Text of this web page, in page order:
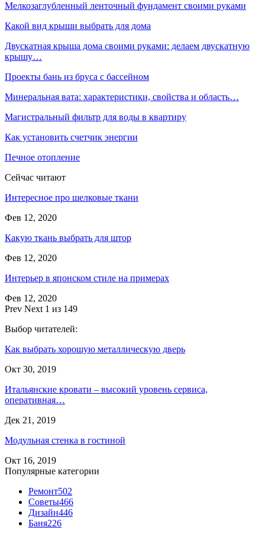
Мелкозаглубленный ленточный фундамент своими руками
Какой вид крыши выбрать для дома
Двускатная крыша дома своими руками: делаем двускатную
крышу…
Проекты бань из бруса с бассейном
Минеральная вата: характеристики, свойства и область…
Магистральный фильтр для воды в квартиру
Как установить счетчик энергии
Печное отопление
Сейчас читают
Интересное про шелковые ткани
Фев 12, 2020
Какую ткань выбрать для штор
Фев 12, 2020
Интерьер в японском стиле на примерах
Фев 12, 2020
Prev Next 1 из 149
Выбор читателей:
Как выбрать хорошую металлическую дверь
Окт 30, 2019
Итальянские кровати – высокий уровень сервиса,
оперативная…
Дек 21, 2019
Модульная стенка в гостиной
Окт 16, 2019
Популярные категории
Ремонт502
Советы466
Дизайн446
Баня226